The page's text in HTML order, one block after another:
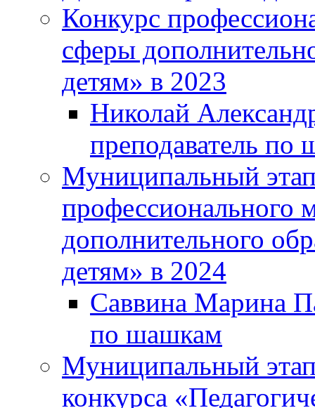
Конкурс
сферы
детям» в 2023
Николай
преподаватель по
Муниципальный
профессионального
дополнительного
детям» в 2024
Саввина Марина
по шашкам
Муниципальный
конкурса